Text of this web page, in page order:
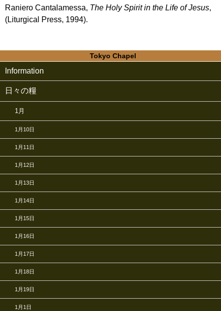
Raniero Cantalamessa, The Holy Spirit in the Life of Jesus,
(Liturgical Press, 1994).
Tokyo Chapel
Information
日々の糧
1月
1月10日
1月11日
1月12日
1月13日
1月14日
1月15日
1月16日
1月17日
1月18日
1月19日
1月1日